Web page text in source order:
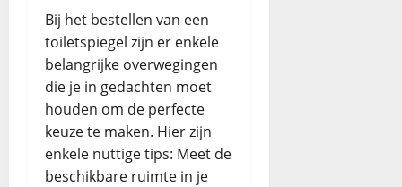
Bij het bestellen van een
toiletspiegel zijn er enkele
belangrijke overwegingen
die je in gedachten moet
houden om de perfecte
keuze te maken. Hier zijn
enkele nuttige tips: Meet de
beschikbare ruimte in je